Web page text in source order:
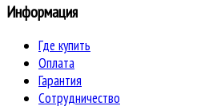
Информация
Где купить
Оплата
Гарантия
Сотрудничество